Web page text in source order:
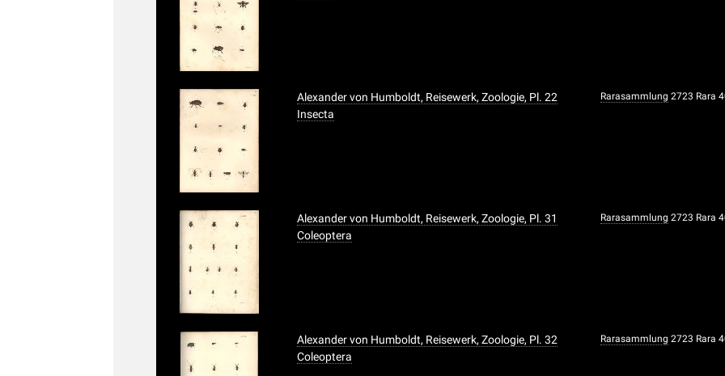
Alexander von Humboldt, Reisewerk, Zoologie, Pl. 22
Insecta
Rarasammlung 2723 Rara
Alexander von Humboldt, Reisewerk, Zoologie, Pl. 31
Coleoptera
Rarasammlung 2723 Rara
Alexander von Humboldt, Reisewerk, Zoologie, Pl. 32
Coleoptera
Rarasammlung 2723 Rara